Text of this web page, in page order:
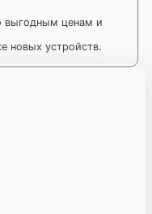
выгодным ценам и
новых устройств.